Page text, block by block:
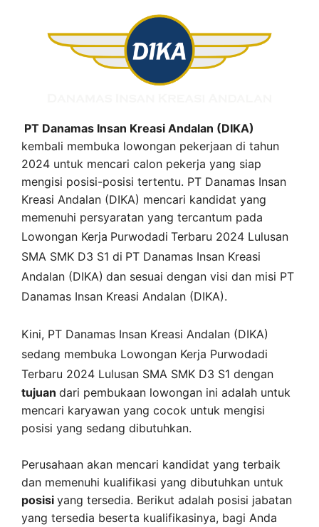
PT Danamas Insan Kreasi Andalan (DIKA)
kembali membuka lowongan pekerjaan di tahun
2024 untuk mencari calon pekerja yang siap
mengisi posisi-posisi tertentu. PT Danamas Insan
Kreasi Andalan (DIKA) mencari kandidat yang
memenuhi persyaratan yang tercantum pada
Lowongan Kerja Purwodadi Terbaru 2024 Lulusan
SMA SMK D3 S1 di PT Danamas Insan Kreasi
Andalan (DIKA) dan sesuai dengan visi dan misi PT
Danamas Insan Kreasi Andalan (DIKA).
Kini, PT Danamas Insan Kreasi Andalan (DIKA)
sedang membuka Lowongan Kerja Purwodadi
Terbaru 2024 Lulusan SMA SMK D3 S1 dengan
tujuan dari pembukaan lowongan ini adalah untuk
mencari karyawan yang cocok untuk mengisi
posisi yang sedang dibutuhkan.
Perusahaan akan mencari kandidat yang terbaik
dan memenuhi kualifikasi yang dibutuhkan untuk
posisi yang tersedia. Berikut adalah posisi jabatan
yang tersedia beserta kualifikasinya, bagi Anda